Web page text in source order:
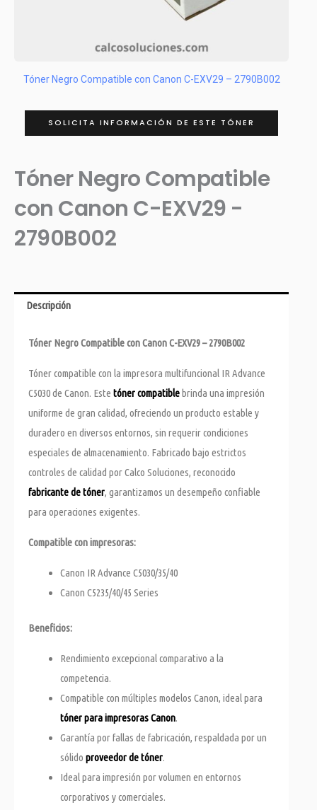
Tóner Negro Compatible con Canon C-EXV29 – 2790B002
SOLICITA INFORMACIÓN DE ESTE TÓNER
Tóner Negro Compatible
con Canon C-EXV29 -
2790B002
Descripción
Tóner Negro Compatible con Canon C-EXV29 – 2790B002
Tóner compatible con la impresora multifuncional IR Advance
C5030 de Canon. Este tóner compatiblebrinda una impresión
uniforme de gran calidad, ofreciendo un producto estable y
duradero en diversos entornos, sin requerir condiciones
especiales de almacenamiento. Fabricado bajo estrictos
controles de calidad por Calco Soluciones, reconocido
fabricante de tóner, garantizamos un desempeño confiable
para operaciones exigentes.
Compatible con impresoras:
Canon IR Advance C5030/35/40
Canon C5235/40/45 Series
Beneficios:
Rendimiento excepcional comparativo a la
competencia.
Compatible con múltiples modelos Canon, ideal para
tóner para impresoras Canon.
Garantía por fallas de fabricación, respaldada por un
sólido proveedor de tóner.
Ideal para impresión por volumen en entornos
corporativos y comerciales.